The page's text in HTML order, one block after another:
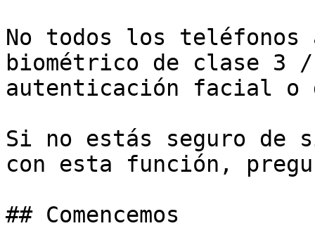
No todos los
biométrico de clase 3
autenticación facial
Si no estás seguro de
con esta función,
## Comencemos